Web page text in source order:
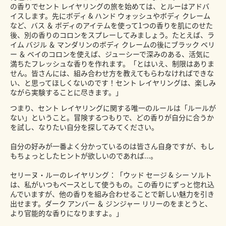
の香りでセント レイヤリングの旅を始めては、とルーはアドバ
イスします。先にボディ & ハンド ウォッシュやボディ クレーム
など、バス ＆ ボディのアイテムを使って1つの香りを肌にのせた
後、別の香りのコロンをスプレーしてみましょう。たとえば、ラ
イム バジル ＆ マンダリンのボディ クレームの後にブラック ベリ
ー ＆ ベイのコロンを使えば、ジューシーで深みのある、活気に
満ちたフレッシュな香りを作れます。「とはいえ、制限はありま
せん。皆さんには、組み合わせ方を教えてもらわなければできな
い、と思ってほしくないのです！セント レイヤリングは、楽しみ
ながら実験することに尽きます。」
つまり、セント レイヤリングに関する唯一のルールは「ルールが
ない」ということ。冒険するつもりで、どの香りが自分に合うか
を試し、なりたい自分を探してみてください。
自分の好みが一番よく分かっているのは皆さん自身ですが、もし
もちょっとしたヒントが欲しいのであれば...。
セリーヌ・ルーのレイヤリング：「ウッド セージ & シー ソルト
は、私がいつもベースとして使うもの。この香りにずっと惚れ込
んでいますが、他の香りを組み合わせることで新しい魅力を引き
出せます。ダーク アンバー ＆ ジンジャー リリーのをまとうと、
より官能的な香りになりますよ。」